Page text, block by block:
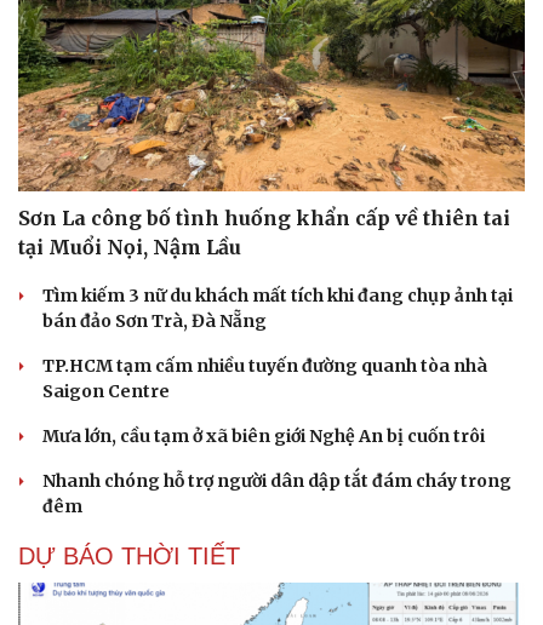
Sơn La công bố tình huống khẩn cấp về thiên tai
tại Muổi Nọi, Nậm Lầu
Tìm kiếm 3 nữ du khách mất tích khi đang chụp ảnh tại
bán đảo Sơn Trà, Đà Nẵng
TP.HCM tạm cấm nhiều tuyến đường quanh tòa nhà
Saigon Centre
Mưa lớn, cầu tạm ở xã biên giới Nghệ An bị cuốn trôi
Nhanh chóng hỗ trợ người dân dập tắt đám cháy trong
đêm
DỰ BÁO THỜI TIẾT